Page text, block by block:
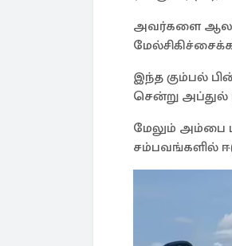
அவர்களை
இந்த கும்பல்
சென்று அப்துல்
மேலும் அம்பை
சம்பவங்களில்